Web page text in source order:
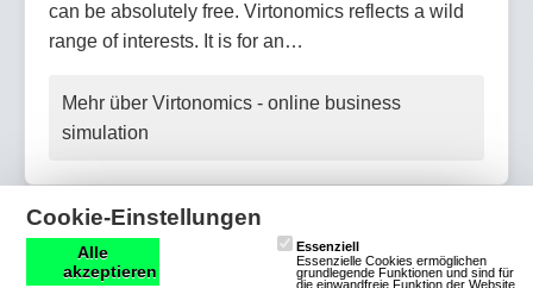
can be absolutely free. Virtonomics reflects a wild
range of interests. It is for an…
Mehr über Virtonomics - online business
simulation
VenPlaza
Cookie-Einstellungen
Alle
akzeptieren
Essenziell
Essenzielle Cookies ermöglichen
grundlegende Funktionen und sind für
die einwandfreie Funktion der Website